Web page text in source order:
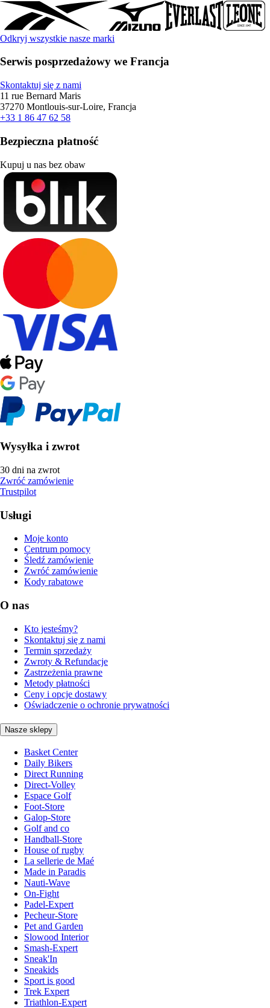
Odkryj wszystkie nasze marki
Serwis posprzedażowy we Francja
Skontaktuj się z nami
11 rue Bernard Maris
37270 Montlouis-sur-Loire, Francja
+33 1 86 47 62 58
Bezpieczna płatność
Kupuj u nas bez obaw
Wysyłka i zwrot
30 dni na zwrot
Zwróć zamówienie
Trustpilot
Usługi
Moje konto
Centrum pomocy
Śledź zamówienie
Zwróć zamówienie
Kody rabatowe
O nas
Kto jesteśmy?
Skontaktuj się z nami
Termin sprzedaży
Zwroty & Refundacje
Zastrzeżenia prawne
Metody płatności
Ceny i opcje dostawy
Oświadczenie o ochronie prywatności
Nasze sklepy
Basket Center
Daily Bikers
Direct Running
Direct-Volley
Espace Golf
Foot-Store
Galop-Store
Golf and co
Handball-Store
House of rugby
La sellerie de Maé
Made in Paradis
Nauti-Wave
On-Fight
Padel-Expert
Pecheur-Store
Pet and Garden
Slowood Interior
Smash-Expert
Sneak'In
Sneakids
Sport is good
Trek Expert
Triathlon-Expert